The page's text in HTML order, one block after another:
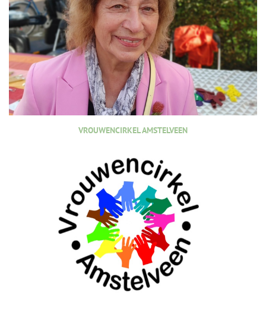
VROUWENCIRKEL AMSTELVEEN